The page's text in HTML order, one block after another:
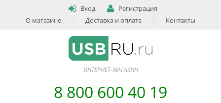
Вход
Регистрация
О магазине
Доставка и оплата Контакты
ИНТЕРНЕТ-МАГАЗИН
8 800 600 40 19